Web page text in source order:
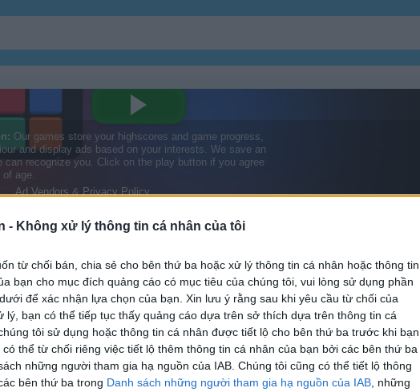
- Không xử lý thông tin cá nhân của tôi
từ chối bán, chia sẻ cho bên thứ ba hoặc xử lý thông tin cá nhân hoặc thông tin
bạn cho mục đích quảng cáo có mục tiêu của chúng tôi, vui lòng sử dụng phần
để xác nhận lựa chọn của bạn. Xin lưu ý rằng sau khi yêu cầu từ chối của
lý, bạn có thể tiếp tục thấy quảng cáo dựa trên sở thích dựa trên thông tin cá
tôi sử dụng hoặc thông tin cá nhân được tiết lộ cho bên thứ ba trước khi bạn
thể từ chối riêng việc tiết lộ thêm thông tin cá nhân của bạn bởi các bên thứ ba
những người tham gia hạ nguồn của IAB. Chúng tôi cũng có thể tiết lộ thông
bên thứ ba trong Danh sách những người tham gia hạ nguồn của IAB , những
Vườn
Ghép 3